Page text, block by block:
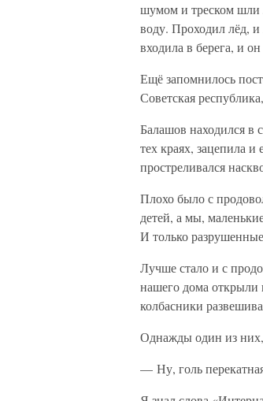
шумом и треском шли
воду. Проходил лёд, и
входила в берега, и
Ещё запомнилось
Советская
Балашов находился в
тех краях, зацепила
простреливался
Плохо было с
детей, а мы,
И только
Лучше стало и с
нашего дома открыли
колбасники
Однажды один из них,
— Ну, голь